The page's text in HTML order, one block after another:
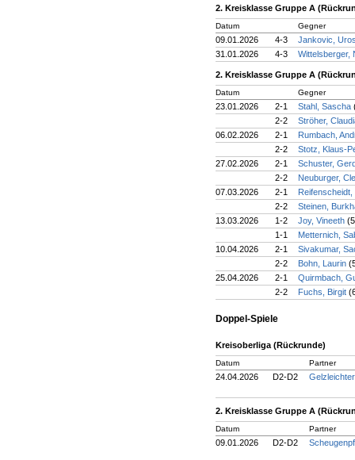
2. Kreisklasse Gruppe A
Datum Gegner
09.01.2026 4-3
Jankovic,
31.01.2026
4-3 Wittelsberger,
2. Kreisklasse Gruppe A
Datum Gegner
23.01.2026 2-1 Stahl, Sascha
2-2
Ströher,
06.02.2026
2-1
Rumbach,
2-2
Stotz, Klaus-
27.02.2026
2-1
Schuster,
2-2
Neuburger,
07.03.2026
2-1
2-2
Steinen,
13.03.2026
1-2 Joy, Vineeth
1-1
Metternich,
10.04.2026
2-1
Sivakumar,
2-2
Bohn, Laurin
25.04.2026
2-1
Quirmbach,
2-2
Fuchs, Birgit
Doppel-Spiele
Kreisoberliga (Rückrunde)
Datum Partner
24.04.2026 D2-D2
2. Kreisklasse Gruppe A
Datum Partner
09.01.2026 D2-D2